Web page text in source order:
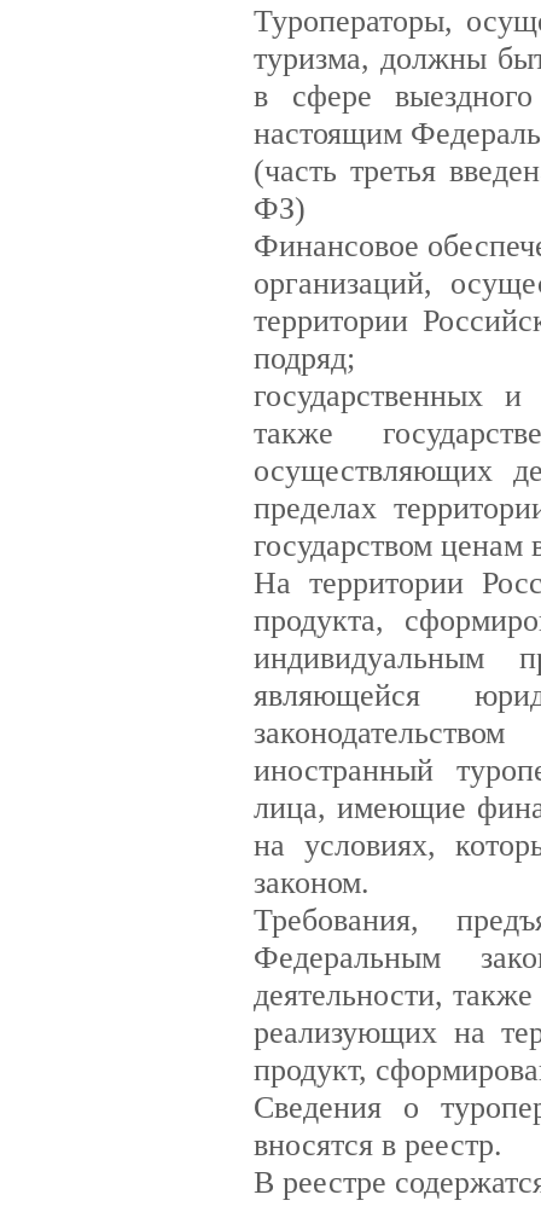
Туроператоры,
туризма, должны
в сфере
настоящим
(часть третья
ФЗ)
Финансовое
организаций,
территории
подряд;
государственных
также
осуществляющих
пределах
государством
На территории
продукта,
индивидуальным
являющейся
иностранный
лица, имеющие
на условиях,
законом.
Требования,
Федеральным
деятельности,
реализующих на
продукт,
Сведения о
вносятся в реестр.
В реестре